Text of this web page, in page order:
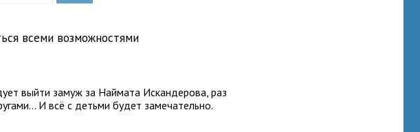
всеми возможностями
выйти замуж за Наймата Искандерова, раз
И всё с детьми будет замечательно.